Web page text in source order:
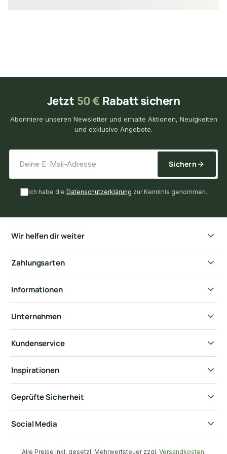
Jetzt 50 € Rabatt sichern
Abonniere unseren Newsletter und erhalte Aktionen, Neuigkeiten
und exklusive Angebote.
Sichern
Ich habe die Datenschutzerklärung zur Kenntnis genommen.
Wir helfen dir weiter
Zahlungsarten
Informationen
Unternehmen
Kundenservice
Inspirationen
Geprüfte Sicherheit
Social Media
Alle Preise inkl. gesetzl. Mehrwertsteuer zzgl. Versandkosten.